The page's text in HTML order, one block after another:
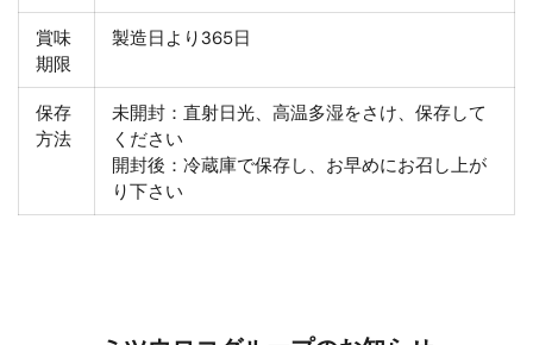
賞味
期限
製造日より365日
保存
方法
未開封：直射日光、高温多湿をさけ、保存して
ください
開封後：冷蔵庫で保存し、お早めにお召し上が
り下さい